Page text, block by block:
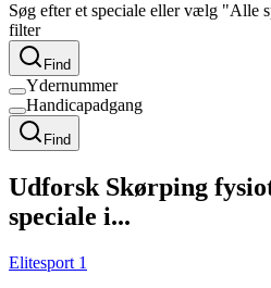
Søg efter et speciale eller vælg "Alle
filter
Find
Ydernummer
Handicapadgang
Find
Udforsk Skørping
speciale i...
Elitesport 1